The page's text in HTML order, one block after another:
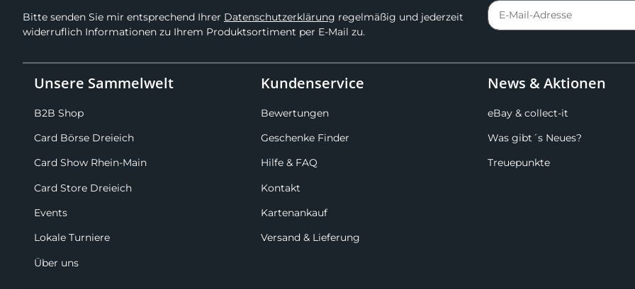
Bitte senden Sie mir entsprechend Ihrer Datenschutzerklärung regelmäßig und jederzeit
widerruflich Informationen zu Ihrem Produktsortiment per E-Mail zu.
Unsere Sammelwelt
B2B Shop
Card Börse Dreieich
Card Show Rhein-Main
Card Store Dreieich
Events
Lokale Turniere
Über uns
Kundenservice
Bewertungen
Geschenke Finder
Hilfe & FAQ
Kontakt
Kartenankauf
Versand & Lieferung
News & Aktionen
eBay & collect-it
Was gibt´s Neues?
Treuepunkte